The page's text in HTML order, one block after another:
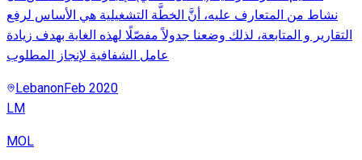
نشاط من المتعارف عليه، أنَّ الخطَّة التشغيلية هي الأساس لرفع
التقارير و المتابعة، لذلك وضعنا جدولاً مفصّلًا لهذه الغاية بهدف زيادة
عامل الشفافية لإنجاز المطلوب
LebanonFeb 2020
LM
MOL